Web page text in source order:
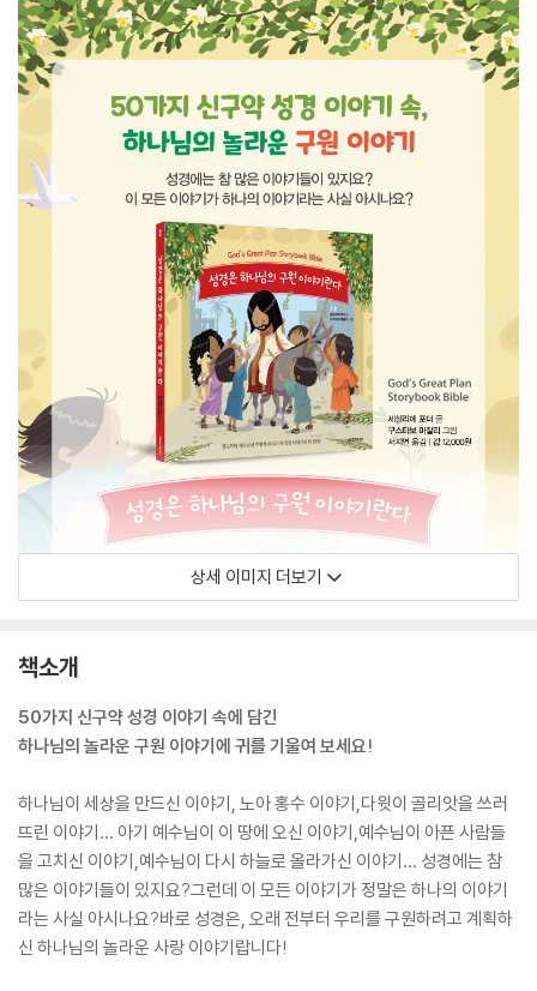
상세 이미지 더보기
책소개
50가지 신구약 성경 이야기 속에 담긴
하나님의 놀라운 구원 이야기에 귀를 기울여 보세요!
하나님이 세상을 만드신 이야기, 노아 홍수 이야기,다윗이 골리앗을 쓰러
뜨린 이야기… 아기 예수님이 이 땅에 오신 이야기,예수님이 아픈 사람들
을 고치신 이야기,예수님이 다시 하늘로 올라가신 이야기… 성경에는 참
많은 이야기들이 있지요?그런데 이 모든 이야기가 정말은 하나의 이야기
라는 사실 아시나요?바로 성경은, 오래 전부터 우리를 구원하려고 계획하
신 하나님의 놀라운 사랑 이야기랍니다!